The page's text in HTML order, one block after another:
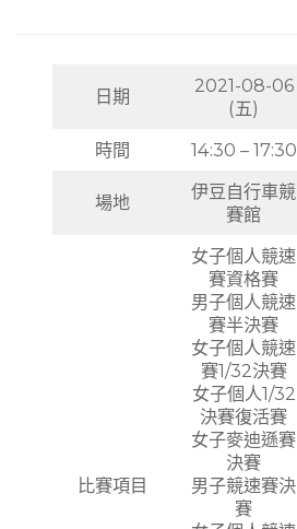
日期
2021-08-06
(五)
時間
14:30 – 17:30
場地
伊豆自行車競
賽館
比賽項目
女子個人競速
賽資格賽
男子個人競速
賽半決賽
女子個人競速
賽1/32決賽
女子個人1/32
決賽復活賽
女子麥迪遜賽
決賽
男子競速賽決
賽